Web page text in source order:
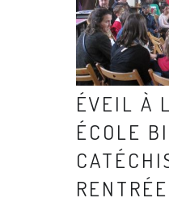
ÉVEIL À
ÉCOLE